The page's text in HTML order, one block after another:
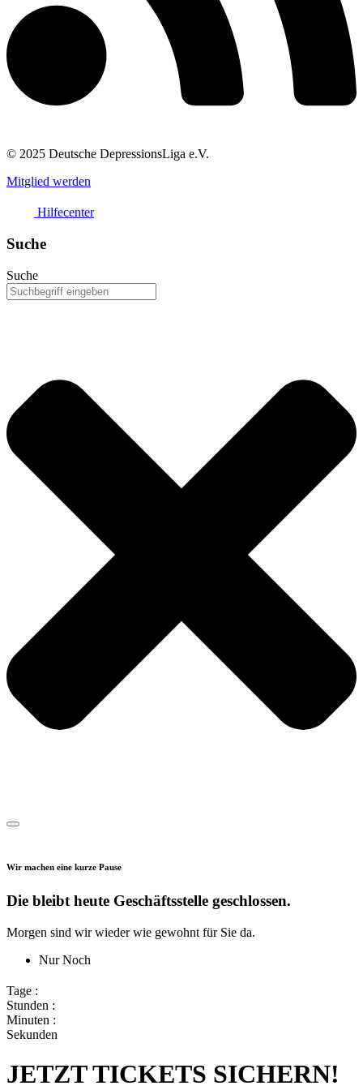
© 2025 Deutsche DepressionsLiga e.V.
Mitglied werden
Hilfecenter
Suche
Suche
Wir machen eine kurze Pause
Die bleibt heute Geschäftsstelle geschlossen.
Morgen sind wir wieder wie gewohnt für Sie da.
Nur Noch
Tage :
Stunden :
Minuten :
Sekunden
JETZT TICKETS SICHERN!